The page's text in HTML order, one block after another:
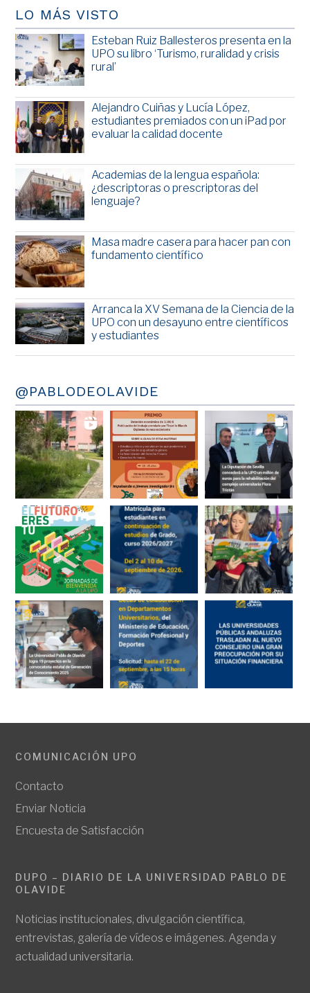
LO MÁS VISTO
Esteban Ruiz Ballesteros presenta en la
UPO su libro ‘Turismo, ruralidad y crisis
rural’
Alejandro Cuiñas y Lucía López,
estudiantes premiados con un iPad por
evaluar la calidad docente
Academias de la lengua española:
¿descriptoras o prescriptoras del
lenguaje?
Masa madre casera para hacer pan con
fundamento científico
Arranca la XV Semana de la Ciencia de la
UPO con un desayuno entre científicos
y estudiantes
@PABLODEOLAVIDE
COMUNICACIÓN UPO
Contacto
Enviar Noticia
Encuesta de Satisfacción
DUPO – DIARIO DE LA UNIVERSIDAD PABLO DE
OLAVIDE
Noticias institucionales, divulgación científica,
entrevistas, galería de vídeos e imágenes. Agenda y
actualidad universitaria.